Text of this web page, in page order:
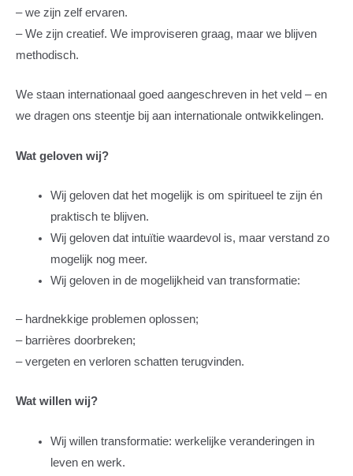
– we zijn zelf ervaren.
– We zijn creatief. We improviseren graag, maar we blijven
methodisch.
We staan internationaal goed aangeschreven in het veld – en
we dragen ons steentje bij aan internationale ontwikkelingen.
Wat geloven wij?
Wij geloven dat het mogelijk is om spiritueel te zijn én
praktisch te blijven.
Wij geloven dat intuïtie waardevol is, maar verstand zo
mogelijk nog meer.
Wij geloven in de mogelijkheid van transformatie:
– hardnekkige problemen oplossen;
– barrières doorbreken;
– vergeten en verloren schatten terugvinden.
Wat willen wij?
Wij willen transformatie: werkelijke veranderingen in
leven en werk.